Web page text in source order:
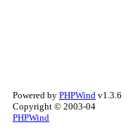
Powered by PHPWind v1.3.6
Copyright © 2003-04
PHPWind